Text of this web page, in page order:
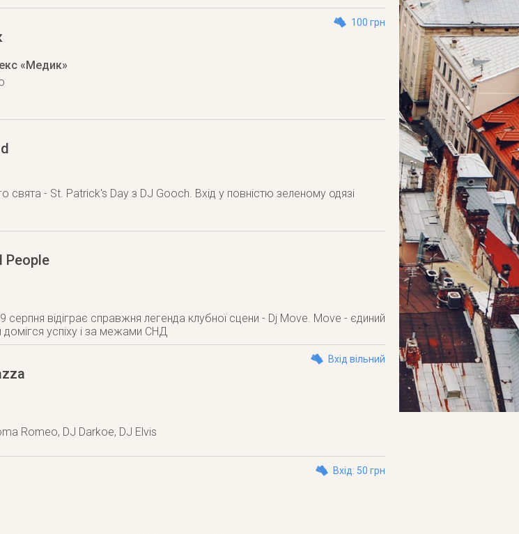
100 грн
«Медик»
свята - St. Patrick's Day з DJ Gooch. Вхід у повністю зеленому одязі
People
серпня відіграє справжня легенда клубної сцени - Dj Move. Move - єдиний
домігся успіху і за межами СНД
Вхід вільний
Romeo, DJ Darkoe, DJ Elvis
Вхід: 50 грн